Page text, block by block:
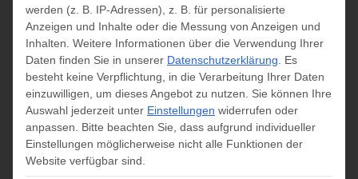
« Alle Veranstaltungen
geöffnet
August 10 @ 10:00 -18:00
werden (z. B. IP-Adressen), z. B. für personalisierte
Anzeigen und Inhalte oder die Messung von Anzeigen und
Inhalten. Weitere Informationen über die Verwendung Ihrer
Daten finden Sie in unserer Datenschutzerklärung
Es
besteht keine Verpflichtung, in die Verarbeitung Ihrer Daten
einzuwilligen, um dieses Angebot zu nutzen.
Sie können Ihre
Auswahl jederzeit unter Einstellungen widerrufen oder
anpassen.
Bitte beachten Sie, dass aufgrund individueller
Einstellungen möglicherweise nicht alle Funktionen der
Website verfügbar sind.